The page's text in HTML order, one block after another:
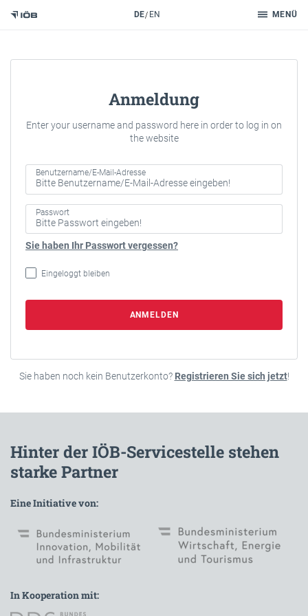
DE EN MENÜ
Anmeldung
Enter your username and password here in order to log in on
the website
Benutzername/E-Mail-Adresse
Passwort
Sie haben Ihr Passwort vergessen?
Eingeloggt bleiben
ANMELDEN
Sie haben noch kein Benutzerkonto? Registrieren Sie sich jetzt!
Hinter der IÖB-Servicestelle stehen
starke Partner
Eine Initiative von:
In Kooperation mit: